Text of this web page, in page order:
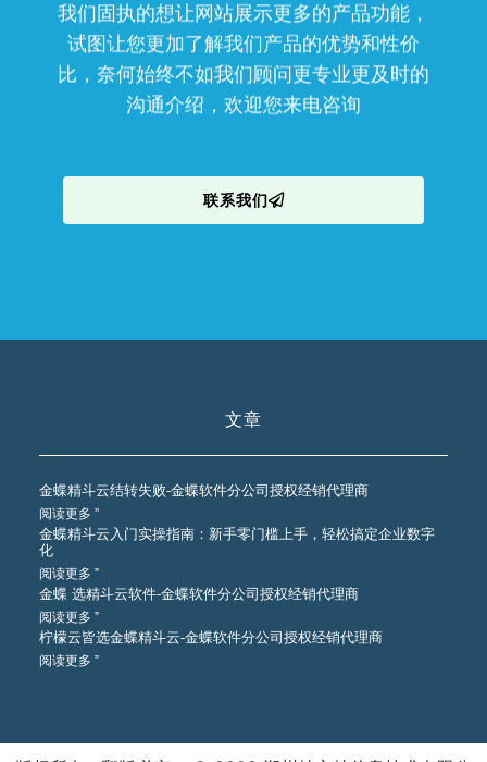
我们固执的想让网站展示更多的产品功能，
试图让您更加了解我们产品的优势和性价
比，奈何始终不如我们顾问更专业更及时的
沟通介绍，欢迎您来电咨询
联系我们
文章
金蝶精斗云结转失败-金蝶软件分公司授权经销代理商
阅读更多 ”
金蝶精斗云入门实操指南：新手零门槛上手，轻松搞定企业数字
化
阅读更多 ”
金蝶 选精斗云软件-金蝶软件分公司授权经销代理商
阅读更多 ”
柠檬云皆选金蝶精斗云-金蝶软件分公司授权经销代理商
阅读更多 ”